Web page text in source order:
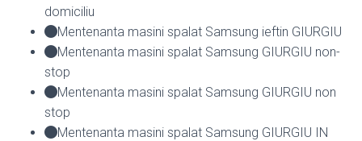
domiciliu
Mentenanta masini spalat Samsung ieftin GIURGIU
Mentenanta masini spalat Samsung GIURGIU non-
stop
Mentenanta masini spalat Samsung GIURGIU non
stop
Mentenanta masini spalat Samsung GIURGIU IN